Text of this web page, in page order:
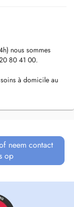
nous sommes
80 41 00.
à domicile au
au 40 20 80 41 00
in
80 41 00
in Luxembourg
neem contact
op